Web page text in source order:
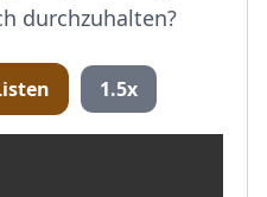
durchzuhalten?
1.5x